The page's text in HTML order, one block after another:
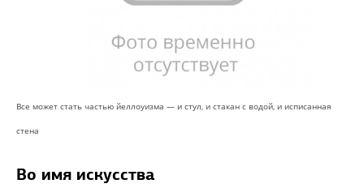
Все может стать частью йеллоуизма — и стул, и стакан с водой, и исписанная
стена
Во имя искусства